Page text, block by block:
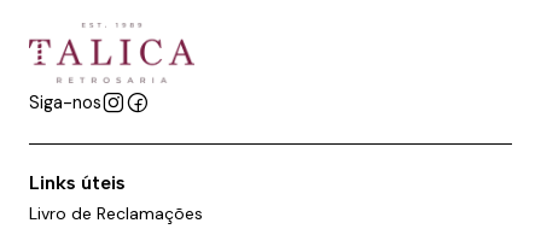
Siga-nos
Links úteis
Livro de Reclamações